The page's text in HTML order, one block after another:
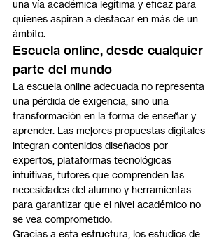
una vía académica legítima y eficaz para
quienes aspiran a destacar en más de un
ámbito.
Escuela online, desde cualquier
parte del mundo
La escuela online adecuada no representa
una pérdida de exigencia, sino una
transformación en la forma de enseñar y
aprender. Las mejores propuestas digitales
integran contenidos diseñados por
expertos, plataformas tecnológicas
intuitivas, tutores que comprenden las
necesidades del alumno y herramientas
para garantizar que el nivel académico no
se vea comprometido.
Gracias a esta estructura, los estudios de